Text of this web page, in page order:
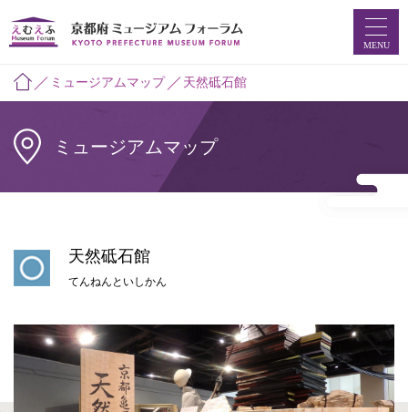
ホーム
ミュージアムマップ
えむえふコラム
ミュージアムフォーラムとは
MENU
ミュージアムマップ 天然砥石館
ミュージアムマップ
天然砥石館
てんねんといしかん